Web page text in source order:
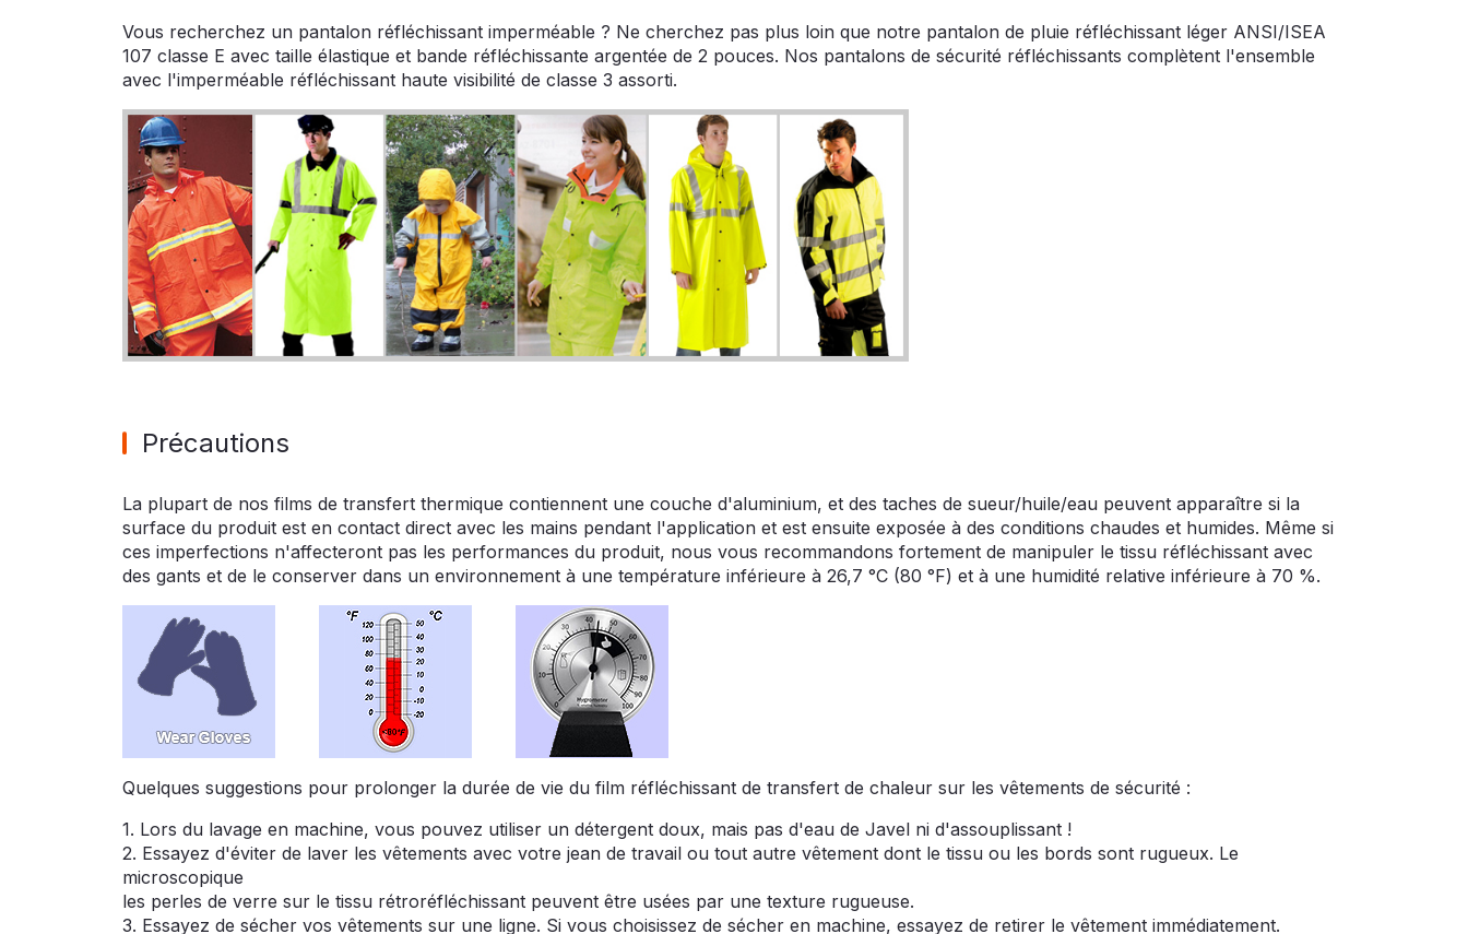
Vous recherchez un pantalon réfléchissant imperméable ? Ne cherchez pas plus loin que notre pantalon de pluie réfléchissant léger ANSI/ISEA
107 classe E avec taille élastique et bande réfléchissante argentée de 2 pouces. Nos pantalons de sécurité réfléchissants complètent l'ensemble
avec l'imperméable réfléchissant haute visibilité de classe 3 assorti.
Précautions
La plupart de nos films de transfert thermique contiennent une couche d'aluminium, et des taches de sueur/huile/eau peuvent apparaître si la
surface du produit est en contact direct avec les mains pendant l'application et est ensuite exposée à des conditions chaudes et humides. Même si
ces imperfections n'affecteront pas les performances du produit, nous vous recommandons fortement de manipuler le tissu réfléchissant avec
des gants et de le conserver dans un environnement à une température inférieure à 26,7 °C (80 °F) et à une humidité relative inférieure à 70 %.
Quelques suggestions pour prolonger la durée de vie du film réfléchissant de transfert de chaleur sur les vêtements de sécurité :
1. Lors du lavage en machine, vous pouvez utiliser un détergent doux, mais pas d'eau de Javel ni d'assouplissant !
2. Essayez d'éviter de laver les vêtements avec votre jean de travail ou tout autre vêtement dont le tissu ou les bords sont rugueux. Le
microscopique
les perles de verre sur le tissu rétroréfléchissant peuvent être usées par une texture rugueuse.
3. Essayez de sécher vos vêtements sur une ligne. Si vous choisissez de sécher en machine, essayez de retirer le vêtement immédiatement.